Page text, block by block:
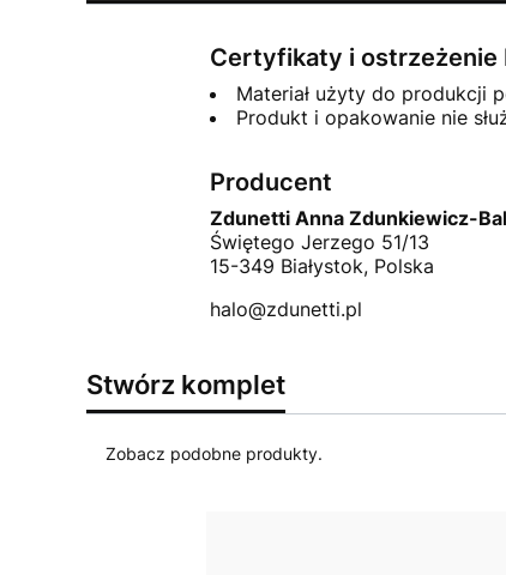
Certyfikaty i ostrzeżenie
Materiał użyty do produkcji
Produkt i opakowanie nie
Producent
Zdunetti Anna Zdunkiewicz-
Świętego Jerzego 51/13
15-349 Białystok, Polska
halo@zdunetti.pl
Stwórz komplet
Zobacz podobne produkty.